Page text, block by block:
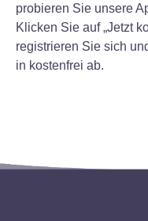
probieren Sie unsere
Klicken Sie auf „Jetzt
registrieren Sie sich
in kostenfrei ab.